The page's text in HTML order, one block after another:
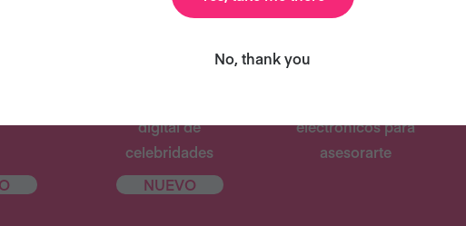
digital de
celebridades
NUEVO
electrónicos para
asesorarte
No, thank you